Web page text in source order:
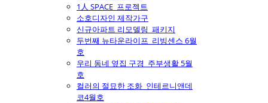
1人 SPACE_프로젝트
소호디자인 제작가구
신규아파트 리모델링_패키지
두번째 뉴타운라이프_리빙센스 6월
호
우리 동네 옆집 구경_주부생활 5월
호
컬러의 절묘한 조화_인테르니앤데
코4월호